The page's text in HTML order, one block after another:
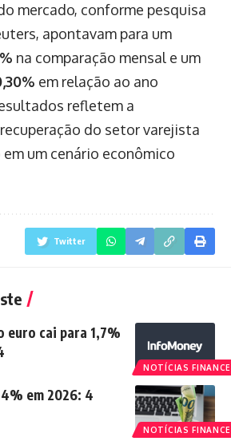
mercado, conforme pesquisa
apontavam para um
na comparação mensal e um
em relação ao ano
refletem a
do setor varejista
um cenário econômico
Twitter
NOTÍCIAS
euro cai para 1,7%
NOTÍCIAS
em 2026: 4